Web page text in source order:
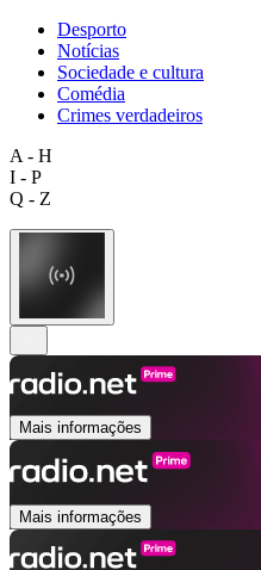
Desporto
Notícias
Sociedade e cultura
Comédia
Crimes verdadeiros
A - H
I - P
Q - Z
Mais informações
Mais informações